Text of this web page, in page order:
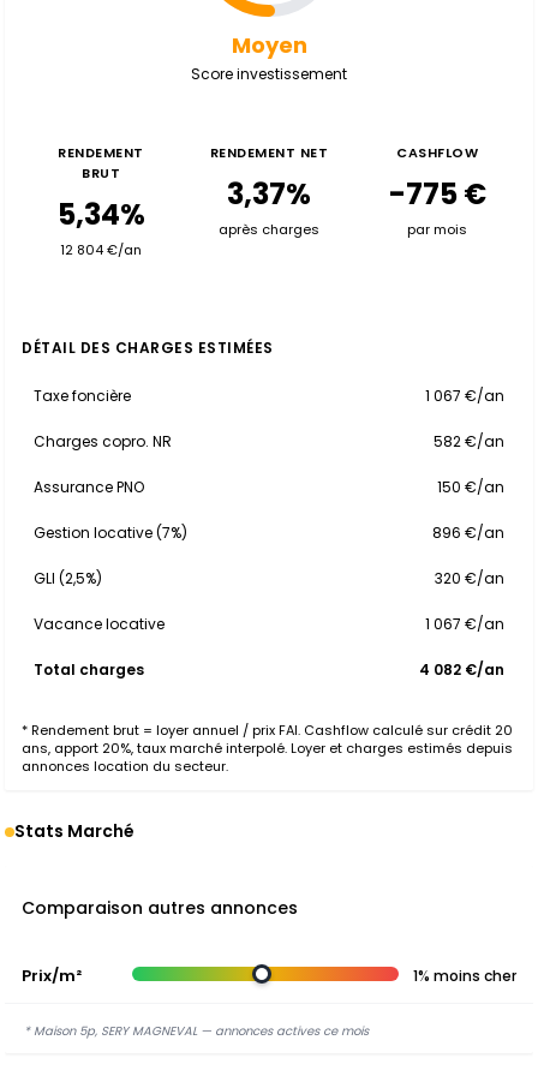
Moyen
Score investissement
RENDEMENT
BRUT
5,34%
12 804 €/an
RENDEMENT NET
3,37%
après charges
CASHFLOW
-775 €
par mois
DÉTAIL DES CHARGES ESTIMÉES
Taxe foncière 1 067 €/an
Charges copro. NR 582 €/an
Assurance PNO 150 €/an
Gestion locative (7%) 896 €/an
GLI (2,5%) 320 €/an
Vacance locative 1 067 €/an
Total charges 4 082 €/an
* Rendement brut = loyer annuel / prix FAI. Cashflow calculé sur crédit 20
ans, apport 20%, taux marché interpolé. Loyer et charges estimés depuis
annonces location du secteur.
Stats Marché
Comparaison autres annonces
Prix/m² 1% moins cher
* Maison 5p, SERY MAGNEVAL — annonces actives ce mois